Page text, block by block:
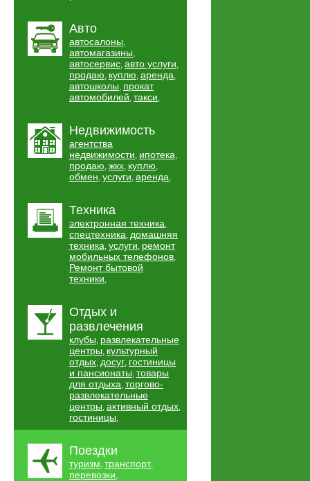
Авто
автосалоны,
автомагазины,
автосервис, авто услуги,
продаю, куплю, аренда,
автошколы, прокат
автомобилей, такси,
Недвижимость
агентства
недвижимости, ипотека,
продаю, жкх, куплю,
обмен, услуги, аренда,
Техника
электронная техника,
спецтехника, домашняя
техника, услуги, ремонт
мобильных телефонов,
Ремонт бытовой
техники,
Отдых и
развлечения
клубы, развлекательные
центры, культурный
отдых, досуг, гостиницы
и пансионаты, товары
для отдыха, торгово-
развлекательные
центры, активный отдых,
гостиницы,
Поездки
туризм, транспорт,
перевозки,